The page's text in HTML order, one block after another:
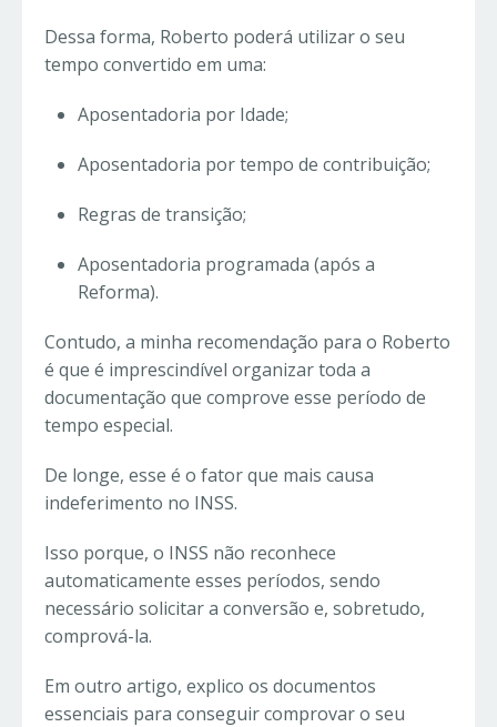
Dessa forma, Roberto poderá utilizar o seu
tempo convertido em uma:
Aposentadoria por Idade;
Aposentadoria por tempo de contribuição;
Regras de transição;
Aposentadoria programada (após a
Reforma).
Contudo, a minha recomendação para o Roberto
é que é imprescindível organizar toda a
documentação que comprove esse período de
tempo especial.
De longe, esse é o fator que mais causa
indeferimento no INSS.
Isso porque, o INSS não reconhece
automaticamente esses períodos, sendo
necessário solicitar a conversão e, sobretudo,
comprová-la.
Em outro artigo, explico os documentos
essenciais para conseguir comprovar o seu